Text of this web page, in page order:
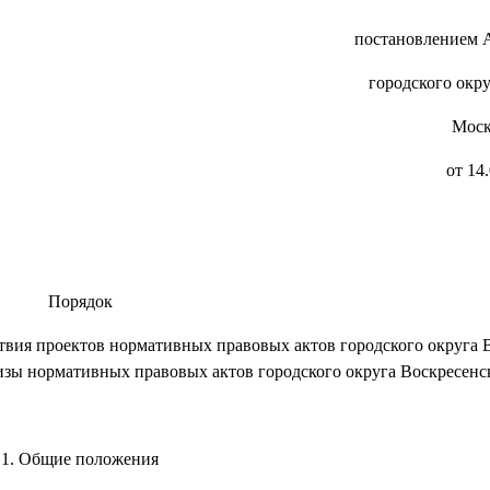
округа
Московской
от 14.08.2020 №
Порядок
проектов нормативных правовых актов городского округа
нормативных правовых актов городского округа
1. Общие положения